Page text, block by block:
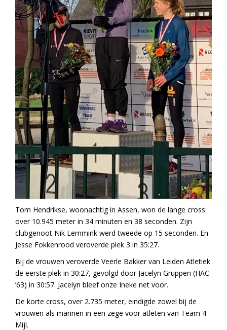
Tom Hendrikse, woonachtig in Assen, won de lange cross
over 10.945 meter in 34 minuten en 38 seconden. Zijn
clubgenoot Nik Lemmink werd tweede op 15 seconden. En
Jesse Fokkenrood veroverde plek 3 in 35:27.
Bij de vrouwen veroverde Veerle Bakker van Leiden Atletiek
de eerste plek in 30:27, gevolgd door Jacelyn Gruppen (HAC
’63) in 30:57. Jacelyn bleef onze Ineke net voor.
De korte cross, over 2.735 meter, eindigde zowel bij de
vrouwen als mannen in een zege voor atleten van Team 4
Mijl.